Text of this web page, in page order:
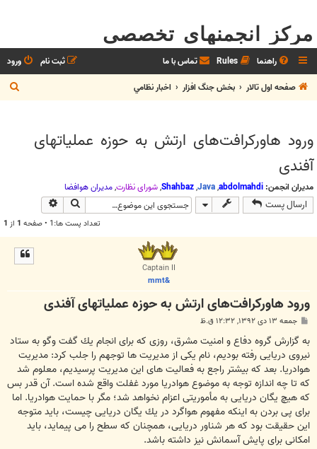
مرکز انجمنهای تخصصی
راهنما Rules تماس با ما ورود
ثبت نام
صفحه اول تالار
بخش جنگ افزار اخبار نظامي
س
ورود هاورکرافت‌های ارتش به حوزه عملیاتهای
آفندی
مدیران انجمن: abdolmahdi
,
Java
,
Shahbaz
,شوراي نظارت,مديران هوافضا
ارسال پست جستجو
تعداد پست ها:1 • صفحه 1 از 1
Captain II
&mmt
ورود هاورکرافت‌های ارتش به حوزه عملیاتهای آفندی
ت
جمعه ۱۳ دی ۱۳۹۲, ۱۲:۳۲ ق.ظ
به گزارش گروه دفاع و امنیت مشرق، روزی كه برای انجام یك گفت وگو به ستاد
نیروی دریایی رفته بودیم، نام یكی از مدیریت ها توجهم را جلب كرد: مدیریت
هوادریا. بعد كه بیشتر راجع به فعالیت های این مدیریت پرسیدیم، معلوم شد
كه تا چه اندازه توجه به موضوع هوادریا مورد غفلت واقع شده است. آن قدر بس
كه هیچ یگان دریایی به مأموریتی اعزام نخواهد شد؛ مگر با حمایت هوادریا. اما
برای پی بردن به اینكه مفهوم هواگرد در یك یگان دریایی چیست، باید متوجه
این حقیقت بود كه هر شناور دریایی، همچنان كه سطح را می پیماید، باید
امكانی برای پایش آسمانش نیز داشته باشد.